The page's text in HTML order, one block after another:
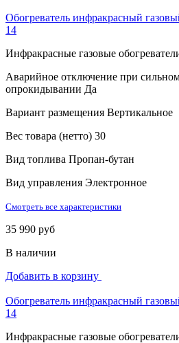
Обогреватель инфракрасный
14
Инфракрасные газовые
Аварийное отключение при
опрокидывании Да
Вариант размещения Вертикальное
Вес товара (нетто) 30
Вид топлива Пропан-бутан
Вид управления Электронное
Смотреть все характеристики
35 990 руб
В наличии
Добавить в корзину
Обогреватель инфракрасный
14
Инфракрасные газовые